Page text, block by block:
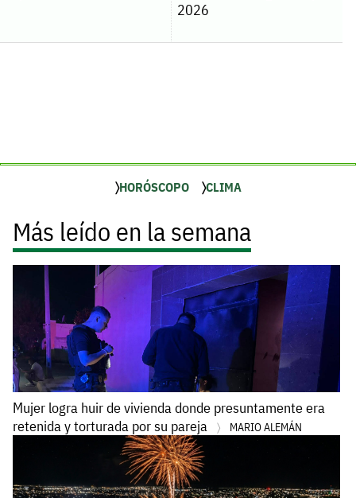
2026
HORÓSCOPO CLIMA
Más leído en la semana
Mujer logra huir de vivienda donde presuntamente era
retenida y torturada por su pareja
MARIO ALEMÁN